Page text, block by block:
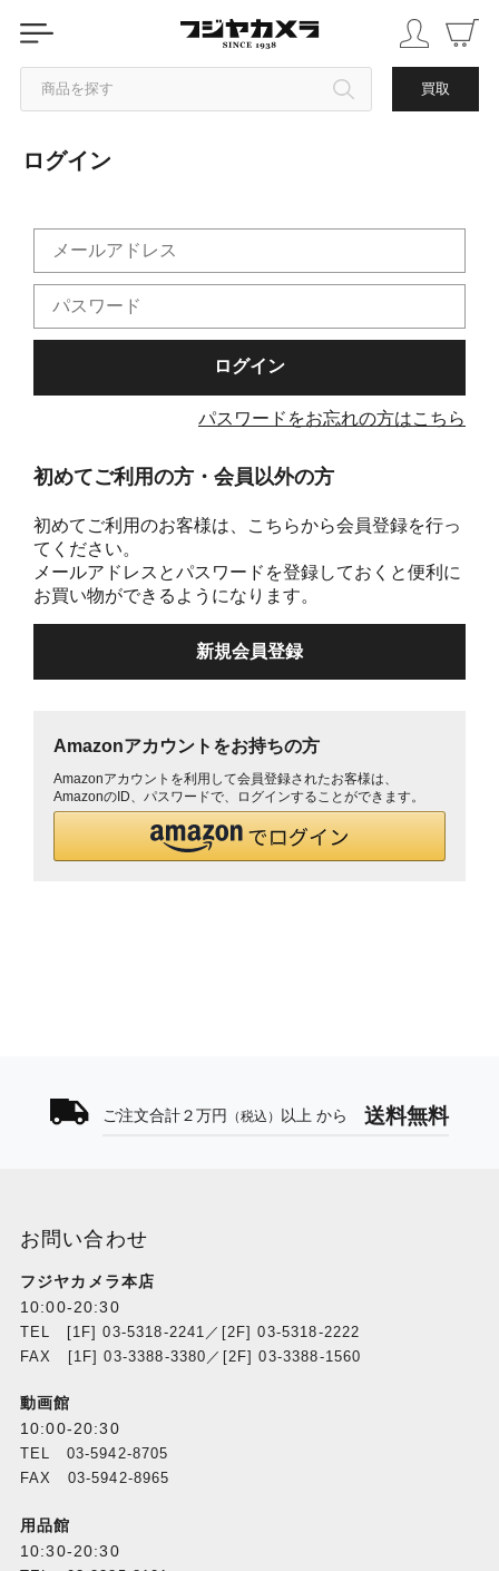
商品を探す 買取
カテゴリから探す
中古品を探す
ログイン
パスワードをお忘れの方はこちら
初めてご利用の方・会員以外の方
初めてご利用のお客様は、こちらから会員登録を行っ
てください。
メールアドレスとパスワードを登録しておくと便利に
お買い物ができるようになります。
Amazonアカウントをお持ちの方
Amazonアカウントを利用して会員登録されたお客様は、
AmazonのID、パスワードで、ログインすることができます。
ご注文合計２万円 （税込） 以上 から 送料無料
お問い合わせ
フジヤカメラ本店
10:00-20:30
TEL [1F] 03-5318-2241／[2F] 03-5318-2222
FAX [1F] 03-3388-3380／[2F] 03-3388-1560
動画館
10:00-20:30
TEL 03-5942-8705
FAX 03-5942-8965
用品館
10:30-20:30